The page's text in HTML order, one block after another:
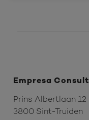
Empresa Consult
Prins Albertlaan 12
3800 Sint-Truiden